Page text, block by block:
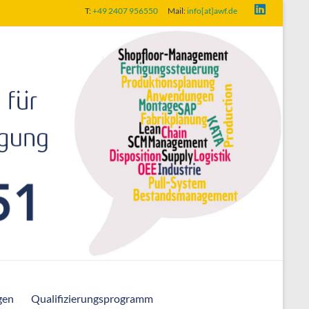
T:+49 2407 956550 Mail:info[at]awf.de
Qualifizierungsprogramm